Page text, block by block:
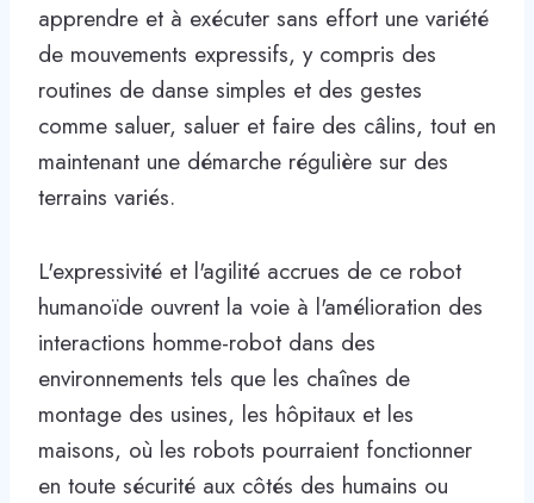
apprendre et à exécuter sans effort une variété
de mouvements expressifs, y compris des
routines de danse simples et des gestes
comme saluer, saluer et faire des câlins, tout en
maintenant une démarche régulière sur des
terrains variés.
L'expressivité et l'agilité accrues de ce robot
humanoïde ouvrent la voie à l'amélioration des
interactions homme-robot dans des
environnements tels que les chaînes de
montage des usines, les hôpitaux et les
maisons, où les robots pourraient fonctionner
en toute sécurité aux côtés des humains ou